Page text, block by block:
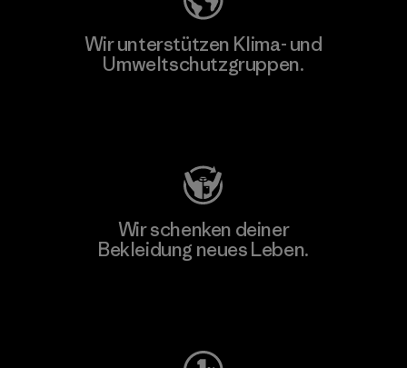
Wir unterstützen Klima- und
Umweltschutzgruppen.
Wir schenken deiner
Bekleidung neues Leben.